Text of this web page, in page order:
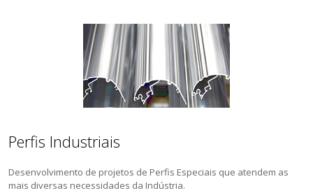
Perfis Industriais
Desenvolvimento de projetos de Perfis Especiais que atendem as
mais diversas necessidades da Indústria.